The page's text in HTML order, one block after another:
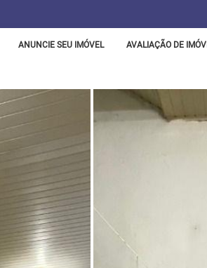
ANUNCIE SEU IMÓVEL AVALIAÇÃO DE